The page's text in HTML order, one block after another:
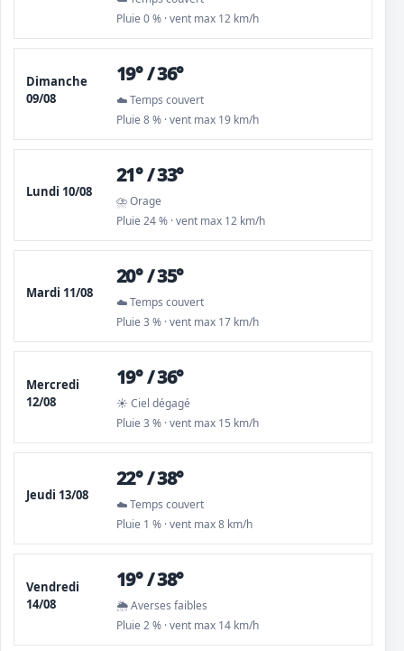
Pluie 0 % · vent max 12 km/h
Dimanche
09/08
19° / 36°
☁️ Temps couvert
Pluie 8 % · vent max 19 km/h
Lundi 10/08
21° / 33°
⛈️ Orage
Pluie 24 % · vent max 12 km/h
Mardi 11/08
20° / 35°
☁️ Temps couvert
Pluie 3 % · vent max 17 km/h
Mercredi
12/08
19° / 36°
☀️ Ciel dégagé
Pluie 3 % · vent max 15 km/h
Jeudi 13/08
22° / 38°
☁️ Temps couvert
Pluie 1 % · vent max 8 km/h
Vendredi
14/08
19° / 38°
🌦️ Averses faibles
Pluie 2 % · vent max 14 km/h